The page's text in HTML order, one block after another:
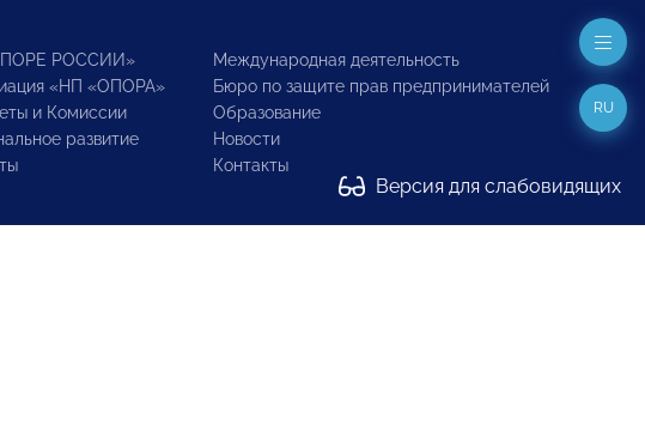
РОССИИ»
«НП «ОПОРА»
и Комиссии
развитие
Международная деятельность
Бюро по защите прав предпринимателей
Образование
Новости
Контакты
Версия для слабовидящих
RU